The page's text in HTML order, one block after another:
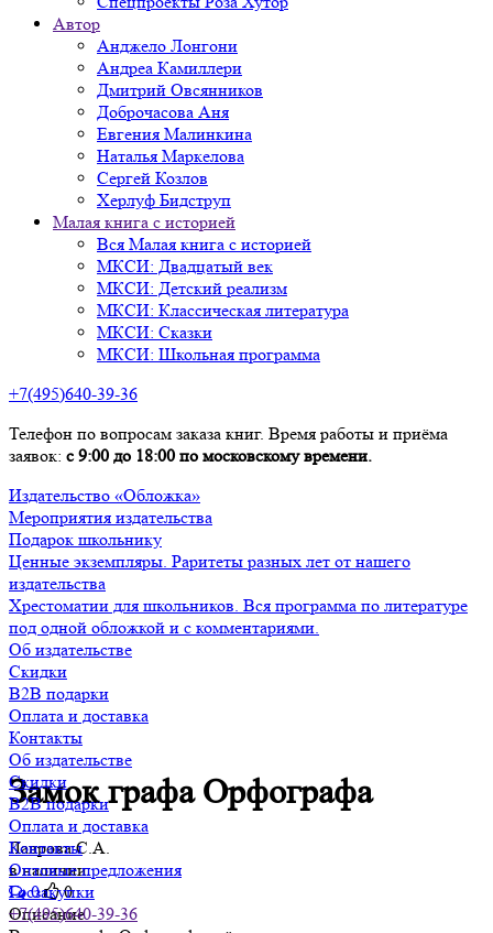
Автор
Анджело Лонгони
Андреа Камиллери
Дмитрий Овсянников
Доброчасова Аня
Евгения Малинкина
Наталья Маркелова
Сергей Козлов
Херлуф Бидструп
Малая книга с историей
Вся Малая книга с историей
МКСИ: Двадцатый век
МКСИ: Детский реализм
МКСИ: Классическая литература
МКСИ: Сказки
МКСИ: Школьная программа
+7(495)640-39-36
Телефон по вопросам заказа книг. Время работы и приёма
заявок: с 9:00 до 18:00 по московскому времени.
Издательство «Обложка»
Мероприятия издательства
Подарок школьнику
Ценные экземпляры. Раритеты разных лет от нашего
издательства
Хрестоматии для школьников. Вся программа по литературе
под одной обложкой и с комментариями.
Об издательстве
Скидки
B2B подарки
Оплата и доставка
Контакты
Об издательстве
Скидки
B2B подарки
Оплата и доставка
Контакты
Оптовые предложения
Госзакупки
+7(495)640-39-36
Замок графа Орфографа
Лаврова С.А.
в наличии
0
0
Описание